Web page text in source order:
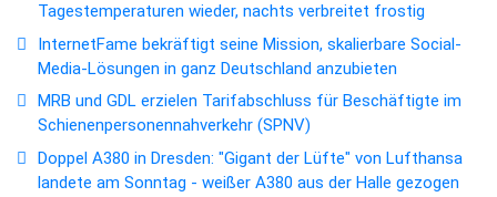
Tagestemperaturen wieder, nachts verbreitet frostig
InternetFame bekräftigt seine Mission, skalierbare Social-
Media-Lösungen in ganz Deutschland anzubieten
MRB und GDL erzielen Tarifabschluss für Beschäftigte im
Schienenpersonennahverkehr (SPNV)
Doppel A380 in Dresden: "Gigant der Lüfte" von Lufthansa
landete am Sonntag - weißer A380 aus der Halle gezogen